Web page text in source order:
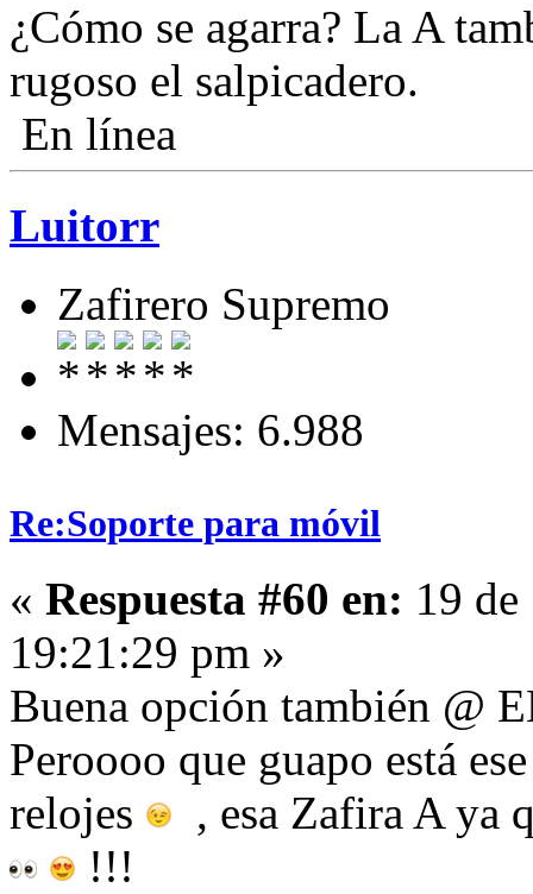
¿Cómo se agarra? La A
rugoso el salpicadero.
En línea
Luitorr
Zafirero Supremo
Mensajes: 6.988
Re:Soporte para móvil
« Respuesta #60 en: 19
19:21:29 pm »
Buena opción también @
Peroooo que guapo está
relojes
, esa Zafira A ya
!!!